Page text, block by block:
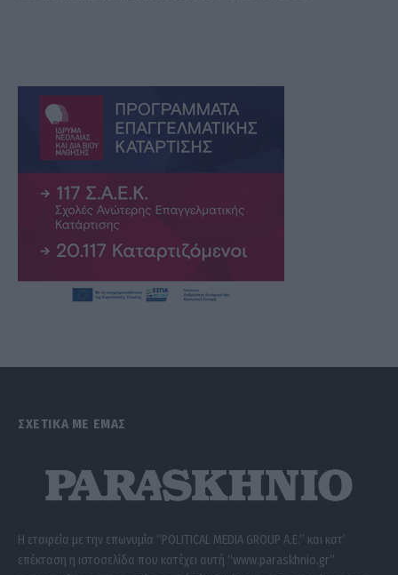
ΣΧΕΤΙΚΑ ΜΕ ΕΜΑΣ
Η εταιρεία με την επωνυμία “POLITICAL MEDIA GROUP A.E.” και κατ’
επέκταση η ιστοσελίδα που κατέχει αυτή “www.paraskhnio.gr”